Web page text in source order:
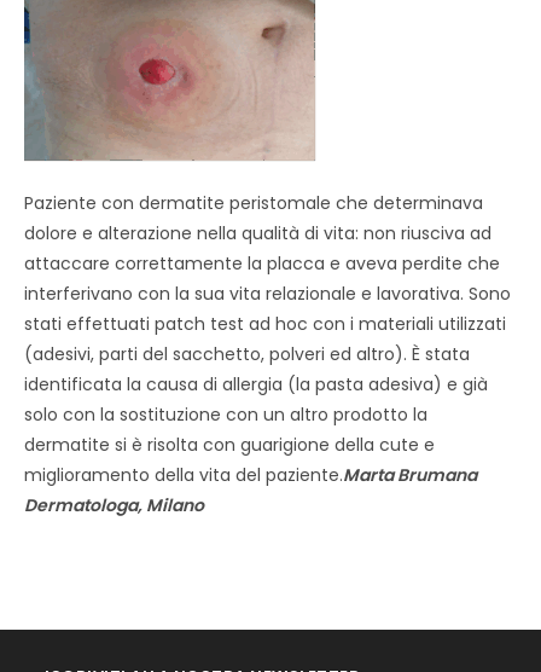
Paziente con dermatite peristomale che determinava
dolore e alterazione nella qualità di vita: non riusciva ad
attaccare correttamente la placca e aveva perdite che
interferivano con la sua vita relazionale e lavorativa. Sono
stati effettuati patch test ad hoc con i materiali utilizzati
(adesivi, parti del sacchetto, polveri ed altro). È stata
identificata la causa di allergia (la pasta adesiva) e già
solo con la sostituzione con un altro prodotto la
dermatite si è risolta con guarigione della cute e
miglioramento della vita del paziente.Marta Brumana
Dermatologa, Milano